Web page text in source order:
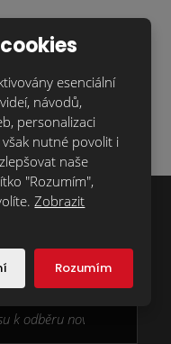
z naší nabídky
esenciální
návodů,
personalizaci
nutné povolit i
naše
"Rozumím",
Zobrazit
Rozumím